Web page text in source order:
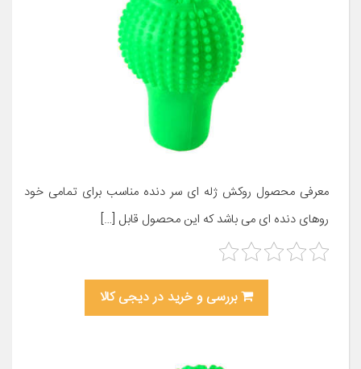
معرفی محصول روکش ژله ای سر دنده مناسب برای تمامی خود
روهای دنده ای می باشد که این محصول قابل […]
بررسی و خرید در دیجی کالا